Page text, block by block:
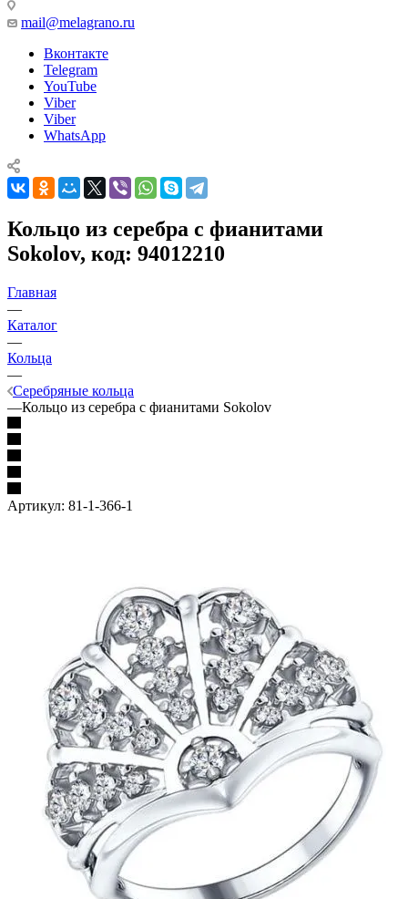
mail@melagrano.ru
Вконтакте
Telegram
YouTube
Viber
Viber
WhatsApp
Кольцо из серебра с фианитами
Sokolov, код: 94012210
Главная
—
Каталог
—
Кольца
—
Серебряные кольца
—Кольцо из серебра с фианитами Sokolov
Артикул: 81-1-366-1